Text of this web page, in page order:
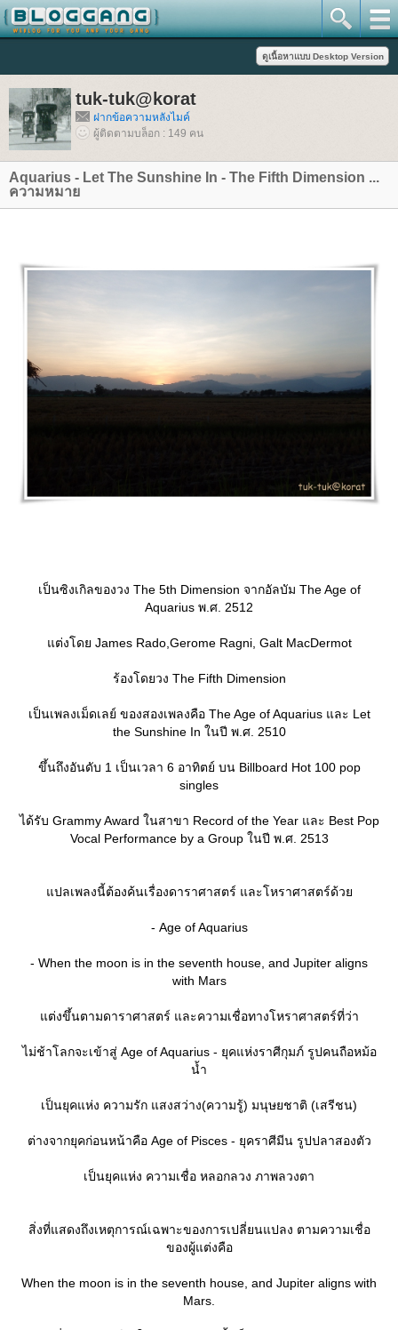
tuk-tuk@korat
ฝากข้อความหลังไมค์
ผู้ติดตามบล็อก : 149 คน
Aquarius - Let The Sunshine In - The Fifth Dimension ...
ความหมา
เป็นซิงเกิลของวง The 5th Dimension จากอัลบัม The Age of
Aquarius พ.ศ. 2512
ต่งโดย James Rado,Gerome Ragni, Galt MacDermot
ร้องโดยวง The Fifth Dimension
เป็นเพลงเม็ดเลย์ ของสองเพลงคือ The Age of Aquarius และ Let
the Sunshine In ในปี พ.ศ. 2510
ขึ้นถึงอันดับ 1 เป็นเวลา 6 อาทิตย์ บน Billboard Hot 100 pop
singles
ได้รับ Grammy Award ในสาขา Record of the Year และ Best Pop
Vocal Performance by a Group ในปี พ.ศ. 2513
ปลเพลงนี้ต้องค้นเรื่องดาราศาสตร์ และโหราศาสตร์ด้ว
- Age of Aquarius
- When the moon is in the seventh house, and Jupiter aligns
with Mars
ต่งขึ้นตามดาราศาสตร์ และความเชื่อทางโหราศาสตร์ที่ว่า
ไม่ช้าโลกจะเข้าสู่ Age of Aquarius - ยุคแห่งราศีกุมภ์ รูปคนถือหม้อ
น้ำ
เป็นยุคแห่ง ความรัก แสงสว่าง(ความรู้) มนุษยชาติ (เสรีชน)
ต่างจากยุคก่อนหน้าคือ Age of Pisces - ยุคราศีมีน รูปปลาสองตัว
เป็นยุคแห่ง ความเชื่อ หลอกลวง ภาพลวงตา
สิ่งที่แสดงถึงเหตุการณ์เฉพาะของการเปลี่ยนแปลง ตามความเชื่อ
ของผู้แต่งคือ
When the moon is in the seventh house, and Jupiter aligns with
Mars.